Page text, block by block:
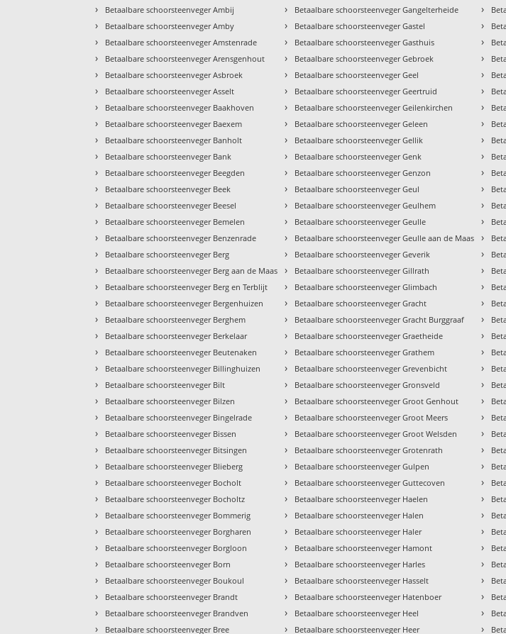
› Betaalbare schoorsteenveger Ambij
› Betaalbare schoorsteenveger Amby
› Betaalbare schoorsteenveger Amstenrade
› Betaalbare schoorsteenveger Arensgenhout
› Betaalbare schoorsteenveger Asbroek
› Betaalbare schoorsteenveger Asselt
› Betaalbare schoorsteenveger Baakhoven
› Betaalbare schoorsteenveger Baexem
› Betaalbare schoorsteenveger Banholt
› Betaalbare schoorsteenveger Bank
› Betaalbare schoorsteenveger Beegden
› Betaalbare schoorsteenveger Beek
› Betaalbare schoorsteenveger Beesel
› Betaalbare schoorsteenveger Bemelen
› Betaalbare schoorsteenveger Benzenrade
› Betaalbare schoorsteenveger Berg
› Betaalbare schoorsteenveger Berg aan de Maas
› Betaalbare schoorsteenveger Berg en Terblijt
› Betaalbare schoorsteenveger Bergenhuizen
› Betaalbare schoorsteenveger Berghem
› Betaalbare schoorsteenveger Berkelaar
› Betaalbare schoorsteenveger Beutenaken
› Betaalbare schoorsteenveger Billinghuizen
› Betaalbare schoorsteenveger Bilt
› Betaalbare schoorsteenveger Bilzen
› Betaalbare schoorsteenveger Bingelrade
› Betaalbare schoorsteenveger Bissen
› Betaalbare schoorsteenveger Bitsingen
› Betaalbare schoorsteenveger Blieberg
› Betaalbare schoorsteenveger Bocholt
› Betaalbare schoorsteenveger Bocholtz
› Betaalbare schoorsteenveger Bommerig
› Betaalbare schoorsteenveger Borgharen
› Betaalbare schoorsteenveger Borgloon
› Betaalbare schoorsteenveger Born
› Betaalbare schoorsteenveger Boukoul
› Betaalbare schoorsteenveger Brandt
› Betaalbare schoorsteenveger Brandven
› Betaalbare schoorsteenveger Bree
› Betaalbare schoorsteenveger Gangelterheide
› Betaalbare schoorsteenveger Gastel
› Betaalbare schoorsteenveger Gasthuis
› Betaalbare schoorsteenveger Gebroek
› Betaalbare schoorsteenveger Geel
› Betaalbare schoorsteenveger Geertruid
› Betaalbare schoorsteenveger Geilenkirchen
› Betaalbare schoorsteenveger Geleen
› Betaalbare schoorsteenveger Gellik
› Betaalbare schoorsteenveger Genk
› Betaalbare schoorsteenveger Genzon
› Betaalbare schoorsteenveger Geul
› Betaalbare schoorsteenveger Geulhem
› Betaalbare schoorsteenveger Geulle
› Betaalbare schoorsteenveger Geulle aan de Maas
› Betaalbare schoorsteenveger Geverik
› Betaalbare schoorsteenveger Gillrath
› Betaalbare schoorsteenveger Glimbach
› Betaalbare schoorsteenveger Gracht
› Betaalbare schoorsteenveger Gracht Burggraaf
› Betaalbare schoorsteenveger Graetheide
› Betaalbare schoorsteenveger Grathem
› Betaalbare schoorsteenveger Grevenbicht
› Betaalbare schoorsteenveger Gronsveld
› Betaalbare schoorsteenveger Groot Genhout
› Betaalbare schoorsteenveger Groot Meers
› Betaalbare schoorsteenveger Groot Welsden
› Betaalbare schoorsteenveger Grotenrath
› Betaalbare schoorsteenveger Gulpen
› Betaalbare schoorsteenveger Guttecoven
› Betaalbare schoorsteenveger Haelen
› Betaalbare schoorsteenveger Halen
› Betaalbare schoorsteenveger Haler
› Betaalbare schoorsteenveger Hamont
› Betaalbare schoorsteenveger Harles
› Betaalbare schoorsteenveger Hasselt
› Betaalbare schoorsteenveger Hatenboer
› Betaalbare schoorsteenveger Heel
› Betaalbare schoorsteenveger Heer
›
›
›
›
›
›
›
›
›
›
›
›
›
›
›
›
›
›
›
›
›
›
›
›
›
›
›
›
›
›
›
›
›
›
›
›
›
›
›